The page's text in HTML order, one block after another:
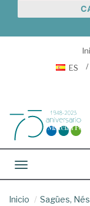
ES
Toggle navigation
Inicio Sagües,